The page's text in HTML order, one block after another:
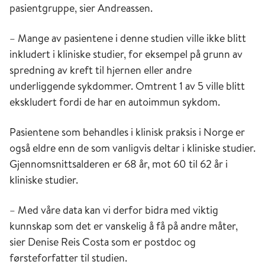
pasientgruppe, sier Andreassen.
– Mange av pasientene i denne studien ville ikke blitt
inkludert i kliniske studier, for eksempel på grunn av
spredning av kreft til hjernen eller andre
underliggende sykdommer. Omtrent 1 av 5 ville blitt
ekskludert fordi de har en autoimmun sykdom.
Pasientene som behandles i klinisk praksis i Norge er
også eldre enn de som vanligvis deltar i kliniske studier.
Gjennomsnittsalderen er 68 år, mot 60 til 62 år i
kliniske studier.
– Med våre data kan vi derfor bidra med viktig
kunnskap som det er vanskelig å få på andre måter,
sier Denise Reis Costa som er postdoc og
førsteforfatter til studien.